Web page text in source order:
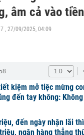
âm cả vào
, 27/09/2025, 04:09
kiệm mở tiệc mừng
đến tay không:
đến ngày nhận lãi
ngân hàng thẳng